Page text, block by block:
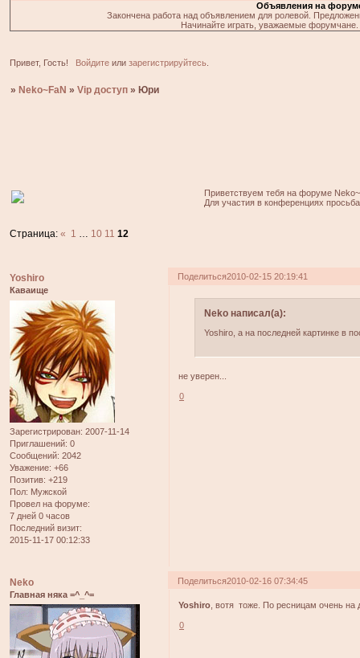
Объявления на
Закончена работа над объявлением для ролевой.
Начинайте играть, уважаемые
Привет, Гость! Войдитеили зарегистрируйтесь.
» Neko~FaN »Vip доступ » Юри
Приветствуем тебя на форуме
Для участия в конференциях
Страница:« 1 … 10 11 12
Поделиться2010-02-15 20:19:41
Yoshiro
Каваище
Зарегистрирован: 2007-11-14
Приглашений: 0
Сообщений: 2042
Уважение: +66
Позитив: +219
Пол: Мужской
Провел на форуме:
7 дней 0 часов
Последний визит:
2015-11-17 00:12:33
Neko написал(а):
Yoshiro, а на последней картинке в
не уверен...
0
Поделиться2010-02-16 07:34:45
Neko
Главная няка =^_^=
Yoshiro , вотя тоже. По ресницам очень
0